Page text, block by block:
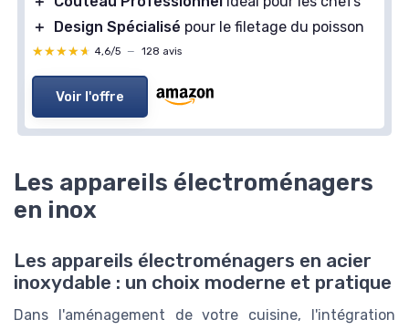
＋
Design Spécialisé pour le filetage du poisson
★★★★★
★★★★★ 4,6/5 — 128 avis
Voir l'offre
Les appareils électroménagers
en inox
Les appareils électroménagers en acier
inoxydable : un choix moderne et pratique
Dans l'aménagement de votre cuisine, l'intégration